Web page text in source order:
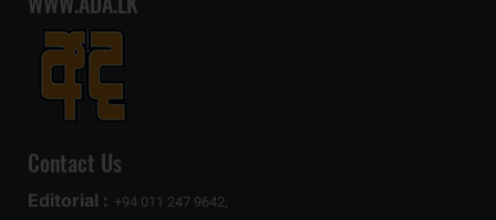
Contact Us
Editorial : +94 011 247 9642,